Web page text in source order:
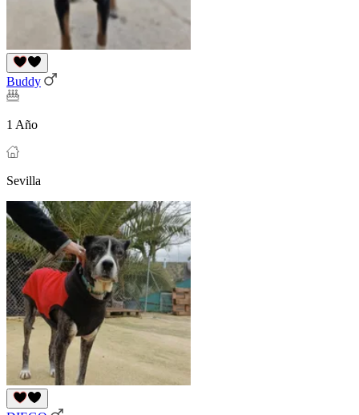
Buddy
1 Año
Sevilla